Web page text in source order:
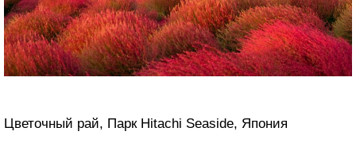
Цветочный рай, Парк Hitachi Seaside, Япония